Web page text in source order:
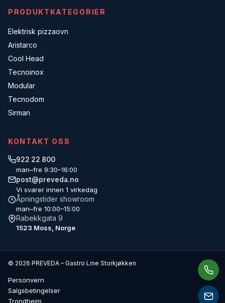
PRODUKTKATEGORIER
Elektrisk pizzaovn
Aristarco
Cool Head
Tecnoinox
Modular
Tecnodom
Sirman
KONTAKT OSS
922 22 800
man–fre 9:30–16:00
post@preveda.no
Vi svarer innen 1 virkedag
Åpningstider showroom
man–fre 10:00–15:00
Rabekkgata 9
1523 Moss, Norge
© 2026 PREVEDA – Gastro Line Storkjøkken
Personvern
Salgsbetingelser
Trondheim